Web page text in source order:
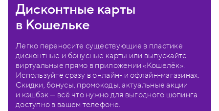
Дисконтные карты
в Кошельке
Легко переносите существующие в пластике
дисконтные и бонусные карты или выпускайте
виртуальные прямо в приложении «Кошелёк».
Используйте сразу в онлайн- и офлайн-магазинах.
Скидки, бонусы, промокоды, актуальные акции
и кэшбэк — всё что нужно для выгодного шопинга
доступно в вашем телефоне.